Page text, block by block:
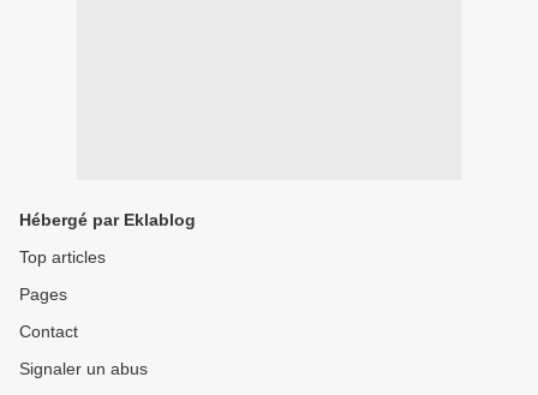
Hébergé par Eklablog
Top articles
Pages
Contact
Signaler un abus